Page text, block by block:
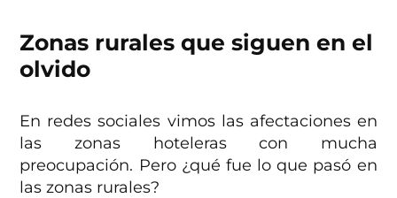
Zonas rurales que siguen en el
olvido
En redes sociales vimos las afectaciones en
las zonas hoteleras con mucha
preocupación. Pero ¿qué fue lo que pasó en
las zonas rurales?